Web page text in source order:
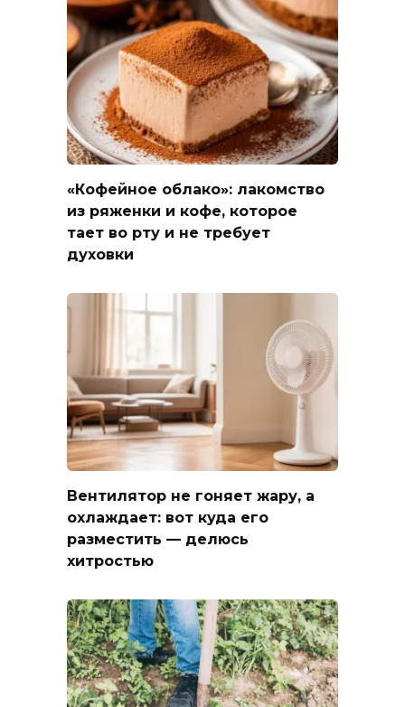
«Кофейное облако»: лакомство
из ряженки и кофе, которое
тает во рту и не требует
духовки
Вентилятор не гоняет жару, а
охлаждает: вот куда его
разместить — делюсь
хитростью